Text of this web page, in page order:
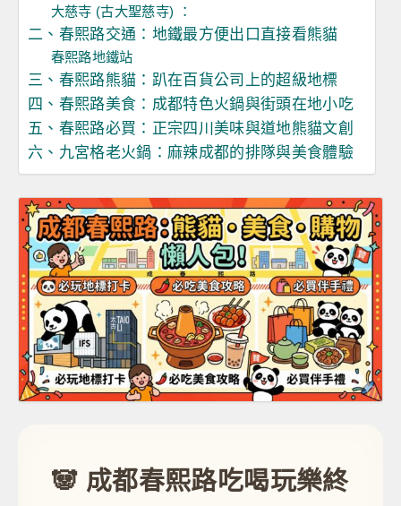
大慈寺 (古大聖慈寺) ：
二、春熙路交通：地鐵最方便出口直接看熊貓
春熙路地鐵站
三、春熙路熊貓：趴在百貨公司上的超級地標
四、春熙路美食：成都特色火鍋與街頭在地小吃
五、春熙路必買：正宗四川美味與道地熊貓文創
六、九宮格老火鍋：麻辣成都的排隊與美食體驗
🐼 成都春熙路吃喝玩樂終